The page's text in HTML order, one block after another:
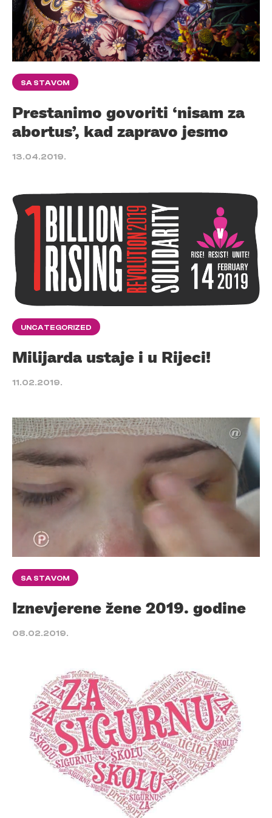
SA STAVOM
Prestanimo govoriti ‘nisam za
abortus’, kad zapravo jesmo
13.04.2019.
UNCATEGORIZED
Milijarda ustaje i u Rijeci!
11.02.2019.
SA STAVOM
Iznevjerene žene 2019. godine
08.02.2019.